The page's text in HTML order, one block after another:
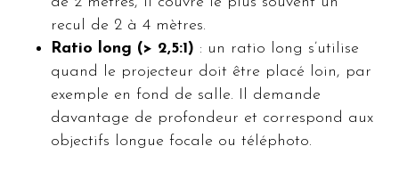
recul de 2 à 4 mètres.
Ratio long (> 2,5:1) : un ratio long s’utilise
quand le projecteur doit être placé loin, par
exemple en fond de salle. Il demande
davantage de profondeur et correspond aux
objectifs longue focale ou téléphoto.